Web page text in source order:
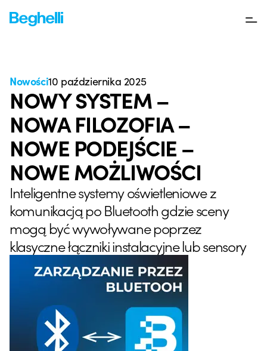
Nowości10 października 2025
NOWY SYSTEM –
NOWA FILOZOFIA –
NOWE PODEJŚCIE –
NOWE MOŻLIWOŚCI
Inteligentne systemy oświetleniowe z
komunikacją po Bluetooth gdzie sceny
mogą być wywoływane poprzez
klasyczne łączniki instalacyjne lub sensory